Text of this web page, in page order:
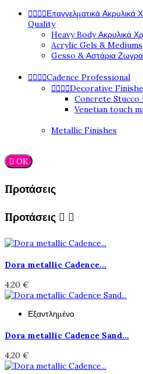
   Επαγγελματικά
Quality
Heavy Body Ακρυλικά
Acrylic Gels & Mediums
Gesso & Αστάρια
   Cadence Professional
   Decorative
Concrete Stucco
Venetian touch
Metallic Finishes
 OK
Προτάσεις
Προτάσεις  
Dora metallic Cadence...
4,20 €
Εξαντλημένο
Dora metallic Cadence Sand...
4,20 €